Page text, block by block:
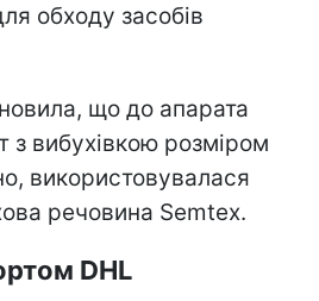
обходу засобів
що до апарата
з вибухівкою розміром
використовувалася
речовина Semtex.
DHL